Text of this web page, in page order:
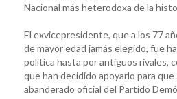
Nacional más heterodoxa de la
El exvicepresidente, que a los 77
de mayor edad jamás elegido, fue
política hasta por antiguos rivales,
que han decidido apoyarlo para
abanderado oficial del Partido